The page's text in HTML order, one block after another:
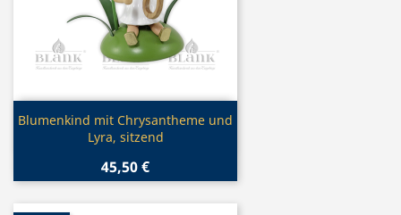
Vorschau
Blumenkind mit Chrysantheme und
Lyra, sitzend
45,50 €